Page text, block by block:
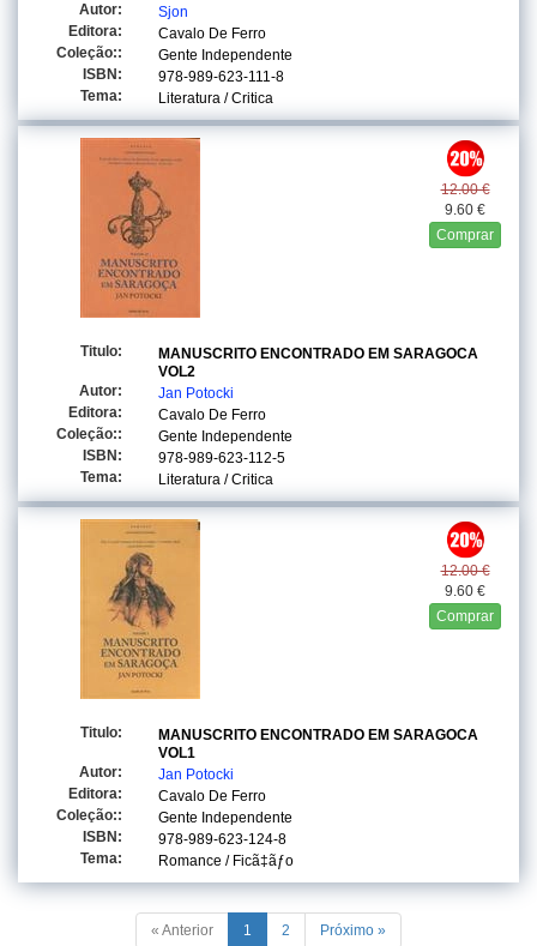
Autor:
Sjon
Editora:
Cavalo De Ferro
Coleção::
Gente Independente
ISBN:
978-989-623-111-8
Tema:
Literatura / Critica
12.00 €
9.60 €
Comprar
Titulo:
MANUSCRITO ENCONTRADO EM SARAGOCA
VOL2
Autor:
Jan Potocki
Editora:
Cavalo De Ferro
Coleção::
Gente Independente
ISBN:
978-989-623-112-5
Tema:
Literatura / Critica
12.00 €
9.60 €
Comprar
Titulo:
MANUSCRITO ENCONTRADO EM SARAGOCA
VOL1
Autor:
Jan Potocki
Editora:
Cavalo De Ferro
Coleção::
Gente Independente
ISBN:
978-989-623-124-8
Tema:
Romance / Ficã‡ãƒo
« Anterior 1 2 Próximo »